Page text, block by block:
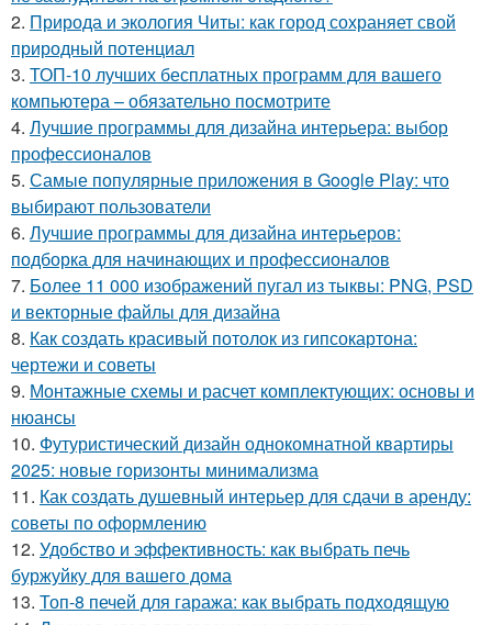
2. Природа и экология Читы: как город сохраняет свой
природный потенциал
3. ТОП-10 лучших бесплатных программ для вашего
компьютера – обязательно посмотрите
4. Лучшие программы для дизайна интерьера: выбор
профессионалов
5. Самые популярные приложения в Google Play: что
выбирают пользователи
6. Лучшие программы для дизайна интерьеров:
подборка для начинающих и профессионалов
7. Более 11 000 изображений пугал из тыквы: PNG, PSD
и векторные файлы для дизайна
8. Как создать красивый потолок из гипсокартона:
чертежи и советы
9. Монтажные схемы и расчет комплектующих: основы и
нюансы
10. Футуристический дизайн однокомнатной квартиры
2025: новые горизонты минимализма
11. Как создать душевный интерьер для сдачи в аренду:
советы по оформлению
12. Удобство и эффективность: как выбрать печь
буржуйку для вашего дома
13. Топ-8 печей для гаража: как выбрать подходящую